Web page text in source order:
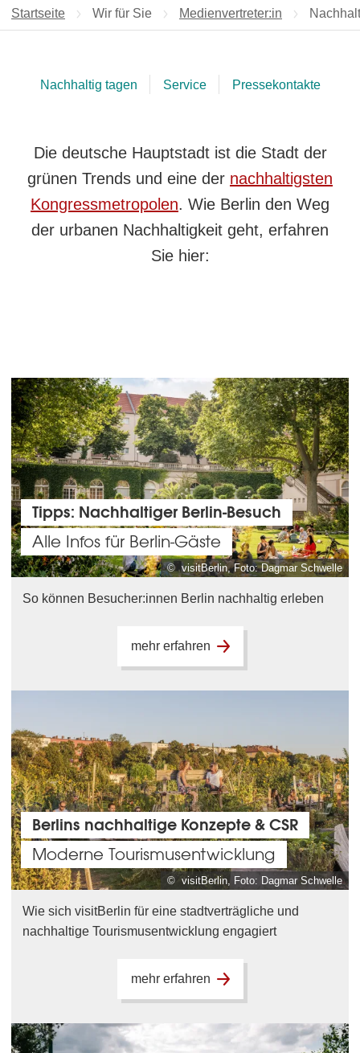
Startseite Wir für Sie Medienvertreter:in Aktuelle
Nachhaltig tagen Service Pressekontakte
Die deutsche Hauptstadt ist die Stadt der
grünen Trends und eine der nachhaltigsten
Kongressmetropolen. Wie Berlin den Weg
der urbanen Nachhaltigkeit geht, erfahren
Sie hier:
© visitBerlin, Foto: Dagmar Schwelle
Tipps: Nachhaltiger Berlin-Besuch
Alle Infos für Berlin-Gäste
So können Besucher:innen Berlin nachhaltig erleben
mehr erfahren
© visitBerlin, Foto: Dagmar Schwelle
Berlins nachhaltige Konzepte & CSR
Moderne Tourismusentwicklung
Wie sich visitBerlin für eine stadtverträgliche und
nachhaltige Tourismusentwicklung engagiert
mehr erfahren